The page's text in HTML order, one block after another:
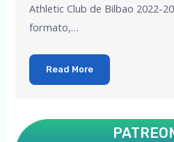
Athletic Club de Bilbao 2022-
formato,…
Read More